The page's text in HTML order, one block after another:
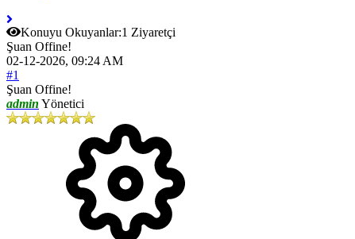
Konuyu Okuyanlar:1 Ziyaretçi
Şuan Offine!
02-12-2026, 09:24 AM
#1
Şuan Offine!
admin Yönetici